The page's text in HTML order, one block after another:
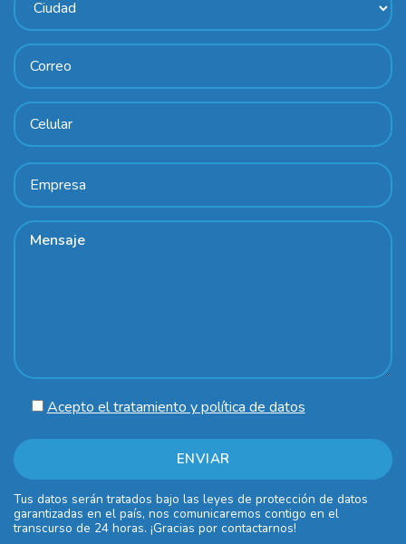
Acepto el tratamiento y política de datos
Tus datos serán tratados bajo las leyes de protección de datos
garantizadas en el país, nos comunicaremos contigo en el
transcurso de 24 horas. ¡Gracias por contactarnos!